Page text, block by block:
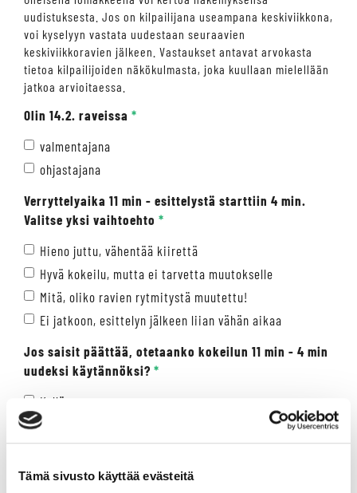
Tämä sivusto käyttää evästeitä
uudistuksesta. Jos on kilpailijana useampana keskiviikkona,
voi kyselyyn vastata uudestaan seuraavien
keskiviikkoravien jälkeen. Vastaukset antavat arvokasta
tietoa kilpailijoiden näkökulmasta, joka kuullaan mielellään
jatkoa arvioitaessa.
Olin 14.2. raveissa *
valmentajana
ohjastajana
Verryttelyaika 11 min - esittelystä starttiin 4 min.
Valitse yksi vaihtoehto *
Hieno juttu, vähentää kiirettä
Hyvä kokeilu, mutta ei tarvetta muutokselle
Mitä, oliko ravien rytmitystä muutettu!
Ei jatkoon, esittelyn jälkeen liian vähän aikaa
Jos saisit päättää, otetaanko kokeilun 11 min - 4 min
uudeksi käytännöksi? *
Kyllä
Ei
En osaa sanoa / ei väliä
Onko ravien kestoa mielestäsi tarvetta lyhentää?